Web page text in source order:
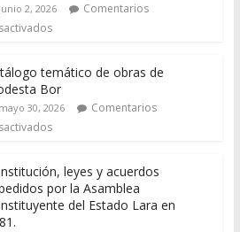
junio 2, 2026
Comentarios
temático de obras de
Bor
mayo 30, 2026
Comentarios
leyes y acuerdos
por la Asamblea
del Estado Lara en